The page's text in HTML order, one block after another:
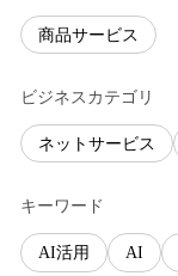
商品サービス
ビジネスカテゴリ
ネットサービス
キーワード
AI活用 AI